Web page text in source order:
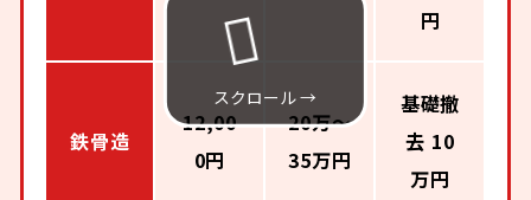
円
鉄骨造
12,00
0円
20万〜
35万円
基礎撤
去 10
万円